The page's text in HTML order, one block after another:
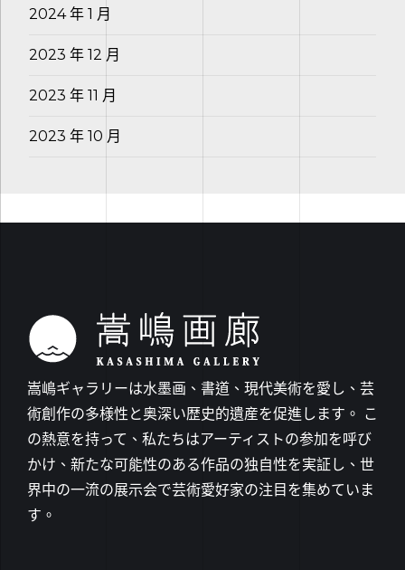
2024 年 1 月
2023 年 12 月
2023 年 11 月
2023 年 10 月
嵩嶋ギャラリーは水墨画、書道、現代美術を愛し、芸
術創作の多様性と奥深い歴史的遺産を促進します。 こ
の熱意を持って、私たちはアーティストの参加を呼び
かけ、新たな可能性のある作品の独自性を実証し、世
界中の一流の展示会で芸術愛好家の注目を集めていま
す。